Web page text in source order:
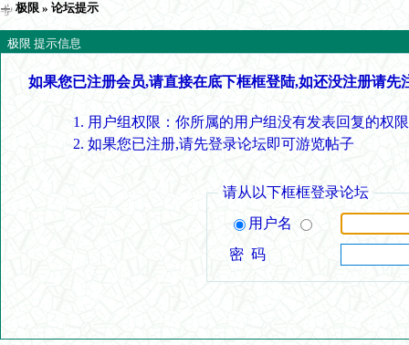
极限 » 论坛提示
极限 提示信息
如果您已注册会员,请直接在底下框框登陆,如还没注册请先
用户组权限：你所属的用户组没有发表回复的权
如果您已注册,请先登录论坛即可游览帖子
请从以下框框登录论坛
用户名
密 码